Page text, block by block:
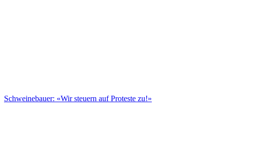
Schweinebauer: «Wir steuern auf Proteste zu!»